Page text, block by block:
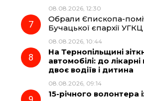
08.08.2026, 12:30
Обрали Єпископа-
Бучацької єпархії УГКЦ
08.08.2026, 10:44
На Тернопільщині
автомобілі: до
двоє водіїв і дитина
08.08.2026, 09:14
15-річного волонтера